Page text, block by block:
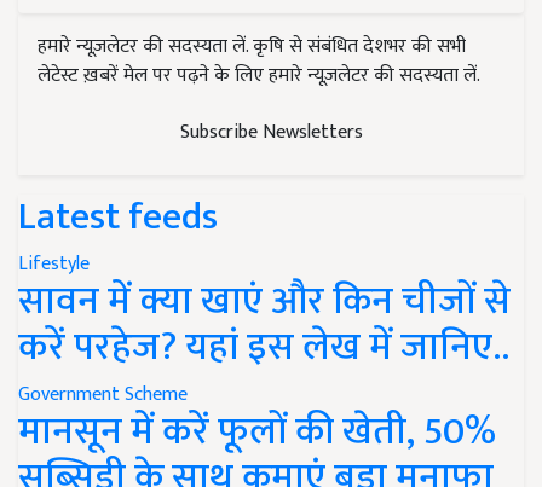
हमारे न्यूज़लेटर की सदस्यता लें. कृषि से संबंधित देशभर की सभी
लेटेस्ट ख़बरें मेल पर पढ़ने के लिए हमारे न्यूज़लेटर की सदस्यता लें.
Subscribe Newsletters
Latest feeds
Lifestyle
सावन में क्या खाएं और किन चीजों से
करें परहेज? यहां इस लेख में जानिए..
Government Scheme
मानसून में करें फूलों की खेती, 50%